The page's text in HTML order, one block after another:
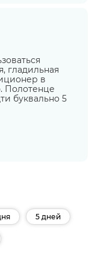
гладильная
в
Полотенце
буквально 5
5 дней